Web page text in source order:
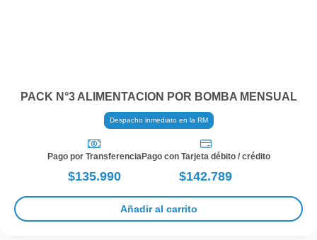
PACK N°3 ALIMENTACION POR BOMBA MENSUAL
Despacho inmediato en la RM
Pago por Transferencia
$135.990
Pago con Tarjeta débito / crédito
$142.789
Añadir al carrito